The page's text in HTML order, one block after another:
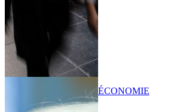
ÉCONOMIE